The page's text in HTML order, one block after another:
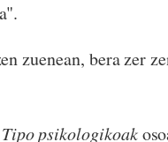
zuenean, bera zer
Tipo psikologikoak